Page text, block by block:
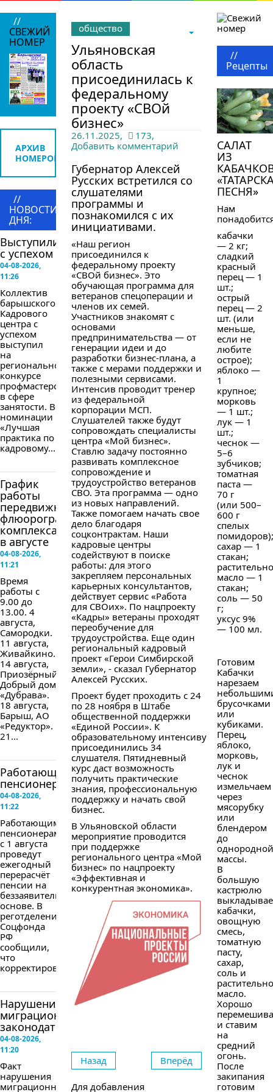
//
СВЕЖИЙ
НОМЕР
АРХИВ
НОМЕРОВ
//
НОВОСТИ
ДНЯ:
Выступили
с успехом
04-08-2026,
11:26
Коллектив
барышского
Кадрового
центра с
успехом
выступил
на
региональном
конкурсе
профмастерства
в сфере
занятости. В
номинации
«Лучшая
практика по
кадровому...
График
работы
передвижного
флюорографического
комплекса
в августе
04-08-2026,
11:21
Время
работы с
9.00 до
13.00. 4
августа,
Самородки.
11 августа,
Живайкино.
14 августа,
Приозёрный,
Добрый дом
«Дубрава».
18 августа,
Барыш, АО
«Редуктор».
21...
Работающим
пенсионерам...
04-08-2026,
11:22
Работающим
пенсионерам
с 1 августа
проведут
ежегодный
перерасчёт
пенсии на
беззаявительной
основе. В
реготделении
Соцфонда
РФ
сообщили,
что
корректировка...
Нарушение
миграционного
законодательства
04-08-2026,
11:20
Факт
нарушения
миграционного
общество
Ульяновская
область
присоединилась к
федеральному
проекту «СВОй
бизнес»
26.11.2025,
173,
Добавить комментарий
Губернатор Алексей
Русских встретился со
слушателями
программы и
познакомился с их
инициативами.
«Наш регион
присоединился к
федеральному проекту
«СВОй бизнес». Это
обучающая программа для
ветеранов спецоперации и
членов их семей.
Участников знакомят с
основами
предпринимательства — от
генерации идеи и до
разработки бизнес-плана, а
также с мерами поддержки и
полезными сервисами.
Интенсив проводит тренер
из федеральной
корпорации МСП.
Слушателей также будут
сопровождать специалисты
центра «Мой бизнес».
Ставлю задачу постоянно
развивать комплексное
сопровождение и
трудоустройство ветеранов
СВО. Эта программа — одно
из новых направлений.
Также помогаем начать свое
дело благодаря
соцконтрактам. Наши
кадровые центры
содействуют в поиске
работы: для этого
закрепляем персональных
карьерных консультантов,
действует сервис «Работа
для СВОих». По нацпроекту
«Кадры» ветераны проходят
переобучение для
трудоустройства. Еще один
региональный кадровый
проект «Герои Симбирской
земли», - сказал Губернатор
Алексей Русских.
Проект будет проходить с 24
по 28 ноября в Штабе
общественной поддержки
«Единой России». К
образовательному интенсиву
присоединились 34
слушателя. Пятидневный
курс даст возможность
получить практические
знания, профессиональную
поддержку и начать свой
бизнес.
В Ульяновской области
мероприятие проводится
при поддержке
регионального центра «Мой
бизнес» по нацпроекту
«Эффективная и
конкурентная экономика».
Назад Вперёд
Для добавления
//
Рецепты
САЛАТ
ИЗ
ПЕСНЯ»
Нам
кабачки
— 2 кг;
сладкий
красный
перец — 1
шт.;
острый
перец — 2
шт. (или
меньше,
если не
любите
острое);
яблоко —
1
крупное;
морковь
— 1 шт.;
лук — 1
шт.;
чеснок —
5–6
зубчиков;
томатная
паста —
70 г
(или 500–
600 г
спелых
помидоров);
сахар — 1
стакан;
масло — 1
стакан;
соль — 50
г;
уксус 9%
— 100 мл.
Готовим
Кабачки
нарезаем
брусочками
или
кубиками.
Перец,
яблоко,
морковь,
лук и
чеснок
измельчаем
через
мясорубку
или
блендером
до
однородной
массы.
В
большую
кастрюлю
кабачки,
овощную
смесь,
томатную
пасту,
сахар,
соль и
масло.
Хорошо
и ставим
на
средний
огонь.
После
закипания
готовим